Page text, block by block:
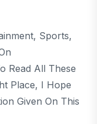
Sports,
Read All These
Place, I Hope
Given On This